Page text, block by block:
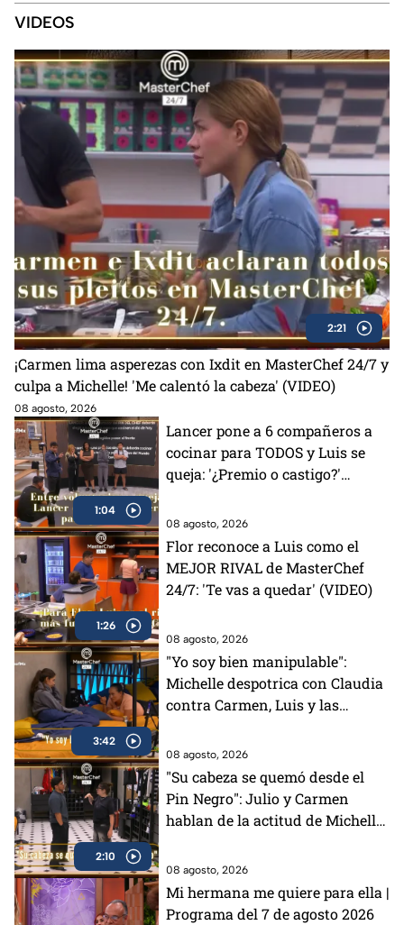
VIDEOS
2:21
¡Carmen lima asperezas con Ixdit en MasterChef 24/7 y
culpa a Michelle! 'Me calentó la cabeza' (VIDEO)
08 agosto, 2026
1:04
Lancer pone a 6 compañeros a
cocinar para TODOS y Luis se
queja: '¿Premio o castigo?'
08 agosto, 2026
1:26
Flor reconoce a Luis como el
MEJOR RIVAL de MasterChef
24/7: 'Te vas a quedar' (VIDEO)
08 agosto, 2026
3:42
"Yo soy bien manipulable":
Michelle despotrica con Claudia
contra Carmen, Luis y las
(VIDEO)
08 agosto, 2026
2:10
"Su cabeza se quemó desde el
Pin Negro": Julio y Carmen
hablan de la actitud de Michelle
08 agosto, 2026
Mi hermana me quiere para ella |
Programa del 7 de agosto 2026